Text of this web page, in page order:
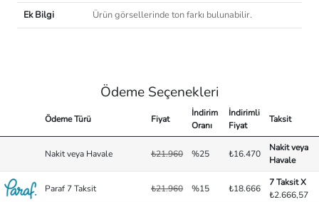
Ek Bilgi
Ürün görsellerinde ton farkı bulunabilir.
Ödeme Seçenekleri
Ödeme Türü Fiyat
İndirim
Oranı
İndirimli
Fiyat
Taksit
Nakit veya Havale ₺21.960 %25 ₺16.470
Nakit veya
Havale
Paraf 7 Taksit ₺21.960 %15 ₺18.666
7 Taksit X
₺2.666,57